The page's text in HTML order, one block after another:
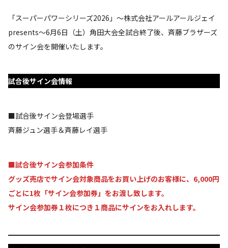
「スーパーパワーシリーズ2026」～株式会社アールアールジェイ
presents～6月6日（土）角田大会全試合終了後、斉藤ブラザーズ
のサイン会を開催いたします。
試合後サイン会情報
■試合後サイン会登場選手
斉藤ジュン選手＆斉藤レイ選手
■試合後サイン会参加条件
グッズ売店でサイン会対象商品をお買い上げのお客様に、6,000円
ごとに1枚「サイン会参加券」をお渡し致します。
サイン会参加券１枚につき１商品にサインをお入れします。